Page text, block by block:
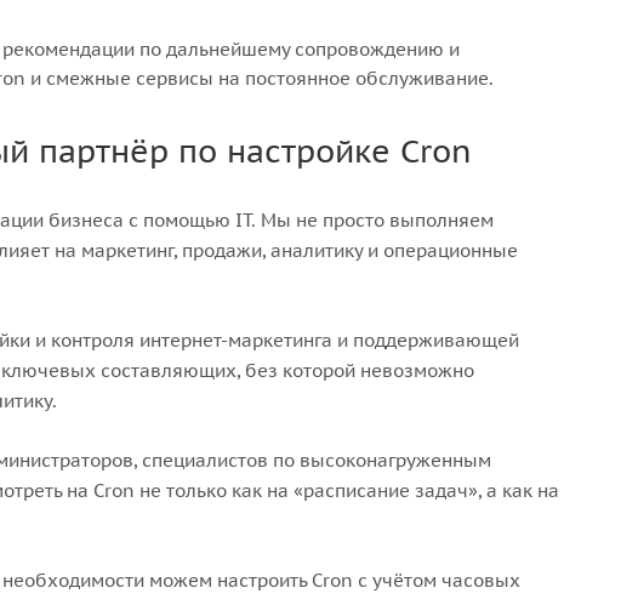
по дальнейшему сопровождению и
и смежные сервисы на постоянное обслуживание.
партнёр по настройке Cron
бизнеса с помощью IT. Мы не просто выполняем
на маркетинг, продажи, аналитику и операционные
и контроля интернет-маркетинга и поддерживающей
ключевых составляющих, без которой невозможно
специалистов по высоконагруженным
на Cron не только как на «расписание задач», а как на
можем настроить Cron с учётом часовых